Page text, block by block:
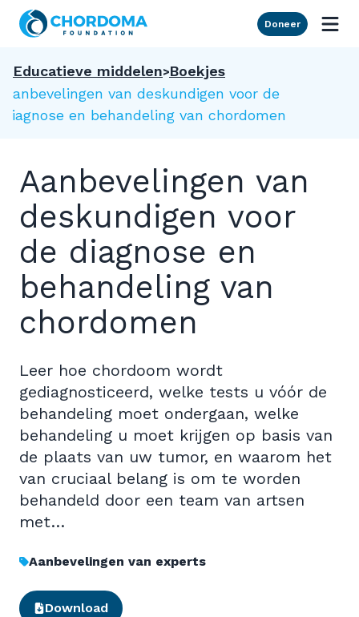
Skip to Main Content
Doneer
Educatieve middelen Boekjes
Aanbevelingen van deskundigen voor de
diagnose en behandeling van chordomen
Aanbevelingen van
deskundigen voor
de diagnose en
behandeling van
chordomen
Leer hoe chordoom wordt
gediagnosticeerd, welke tests u vóór de
behandeling moet ondergaan, welke
behandeling u moet krijgen op basis van
de plaats van uw tumor, en waarom het
van cruciaal belang is om te worden
behandeld door een team van artsen
met…
Aanbevelingen van experts
Download